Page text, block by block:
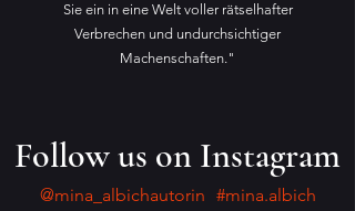
Sie ein in eine Welt voller rätselhafter
Verbrechen und undurchsichtiger
Machenschaften."
Follow us on Instagram
#mina.albich
@mina_albichautorin